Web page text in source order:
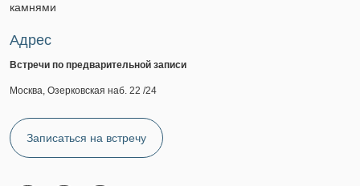
камнями
Адрес
Встречи по предварительной записи
Москва, Озерковская наб. 22 /24
Записаться на встречу